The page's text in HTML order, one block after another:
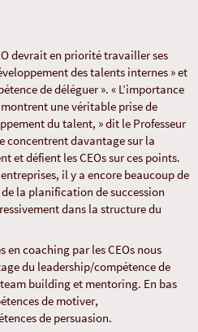
devrait en priorité travailler ses
des talents internes » et
de déléguer ». « L’importance
une véritable prise de
du talent, » dit le Professeur
concentrent davantage sur la
et défient les CEOs sur ces points.
il y a encore beaucoup de
la planification de succession
dans la structure du
en coaching par les CEOs nous
du leadership/compétence de
building et mentoring. En bas
de motiver,
de persuasion.